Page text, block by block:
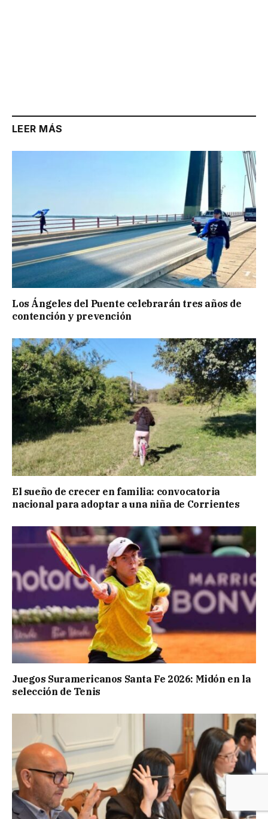
LEER MÁS
Los Ángeles del Puente celebrarán tres años de
contención y prevención
El sueño de crecer en familia: convocatoria
nacional para adoptar a una niña de Corrientes
Juegos Suramericanos Santa Fe 2026: Midón en la
selección de Tenis